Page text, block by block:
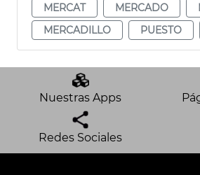
MERCAT
MERCADO
MERCADILLO
PUESTO
Nuestras Apps
Redes Sociales